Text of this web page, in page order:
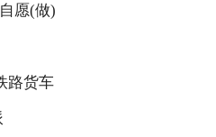
愿(做)
路货车